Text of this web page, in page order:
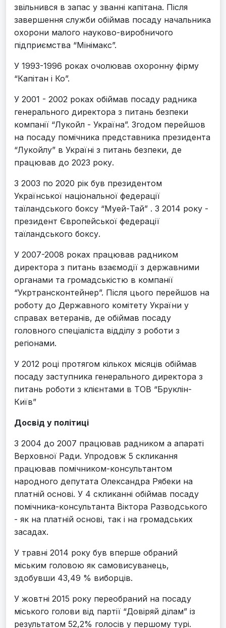
звільнився в запас у званні капітана. Після
завершення служби обіймав посаду начальника
охорони малого науково-виробничого
підприємства “Мінімакс”.
У 1993-1996 роках очолював охоронну фірму
“Капітан і Ко”.
У 2001 - 2002 роках обіймав посаду радника
генерального директора з питань безпеки
компанії “Лукойл - Україна”. Згодом перейшов
на посаду помічника представника президента
“Лукойлу” в Україні з питань безпеки, де
працював до 2023 року.
З 2003 по 2020 рік був президентом
Української національної федерації
таїландського боксу “Муей-Тай” . З 2014 року -
президент Європейської федерації
таїландського боксу.
У 2007-2008 роках працював радником
директора з питань взаємодії з державними
органами та громадськістю в компанії
“Укртрансконтейнер”. Після цього перейшов на
роботу до Державного комітету України у
справах ветеранів, де обіймав посаду
головного спеціаліста відділу з роботи з
регіонами.
У 2012 році протягом кількох місяців обіймав
посаду заступника генерального директора з
питань роботи з клієнтами в ТОВ “Бруклін-
Київ”
Досвід у політиці
З 2004 до 2007 працював радником а апараті
Верховної Ради. Упродовж 5 скликання
працював помічником-консультантом
народного депутата Олександра Рябеки на
платній основі. У 4 скликанні обіймав посаду
помічника-консультанта Віктора Разводського
- як на платній основі, так і на громадських
засадах.
У травні 2014 року був вперше обраний
міським головою як самовисуванець,
здобувши 43,49 % виборців.
У жовтні 2015 року переобраний на посаду
міського голови від партії “Довіряй ділам” із
результатом 52,2% голосів у першому турі.